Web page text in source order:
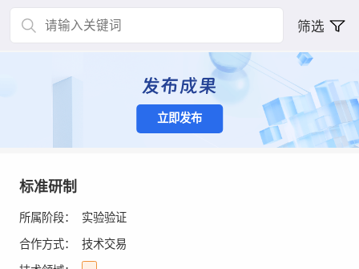
筛选
立即发布
标准研制
所属阶段： 实验验证
合作方式： 技术交易